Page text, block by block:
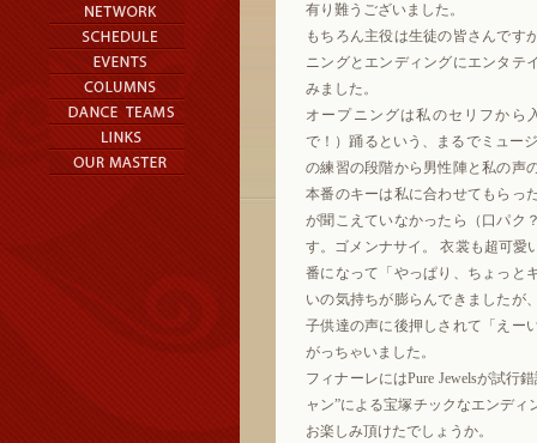
有り難うございました。
もちろん主役は生徒の皆さんです
ニングとエンディングにエンタテ
みました。
オープニングは私のセリフから
で！）踊るという、まるでミュー
の練習の段階から男性陣と私の声
本番のキーは私に合わせてもらっ
が聞こえていなかったら（口パク
す。ゴメンナサイ。 衣裳も超可愛
番になって「やっぱり、ちょっと
いの気持ちが膨らんできましたが
子供達の声に後押しされて「えー
がっちゃいました。
フィナーレにはPure Jewelsが試行
ャン”による宝塚チックなエンデ
お楽しみ頂けたでしょうか。